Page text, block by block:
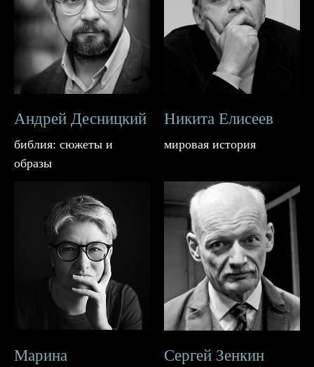
Андрей Десницкий
библия: сюжеты и
образы
Никита Елисеев
мировая история
Марина
Сергей Зенкин